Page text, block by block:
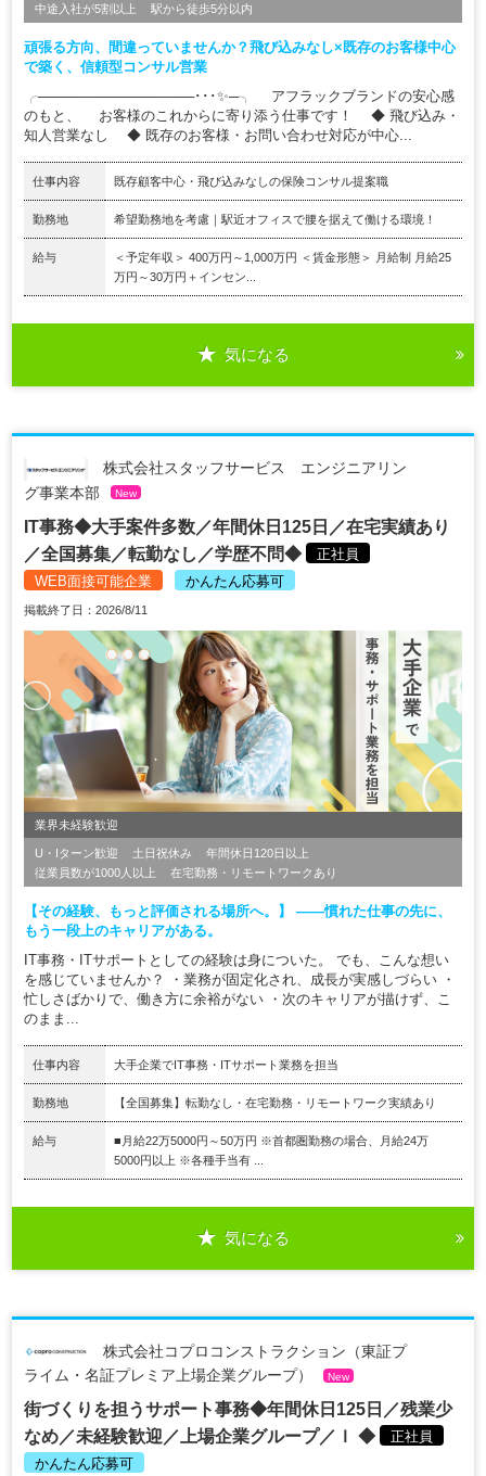
中途入社が5割以上
駅から徒歩5分以内
頑張る方向、間違っていませんか？飛び込みなし×既存のお客様中心
で築く、信頼型コンサル営業
╭────────────────･･･✨─╮ アフラックブランドの安心感
のもと、 お客様のこれからに寄り添う仕事です！ ◆ 飛び込み・
知人営業なし ◆ 既存のお客様・お問い合わせ対応が中心...
仕事内容 既存顧客中心・飛び込みなしの保険コンサル提案職
勤務地 希望勤務地を考慮｜駅近オフィスで腰を据えて働ける環境！
給与
＜予定年収＞ 400万円～1,000万円 ＜賃金形態＞ 月給制 月給25
万円～30万円＋インセン...
気になる
株式会社スタッフサービス エンジニアリン
グ事業本部
New
IT事務◆大手案件多数／年間休日125日／在宅実績あり
／全国募集／転勤なし／学歴不問◆
正社員
WEB面接可能企業
かんたん応募可
掲載終了日：2026/8/11
業界未経験歓迎
U・Iターン歓迎 土日祝休み
年間休日120日以上
従業員数が1000人以上
在宅勤務・リモートワークあり
【その経験、もっと評価される場所へ。】 ――慣れた仕事の先に、
もう一段上のキャリアがある。
IT事務・ITサポートとしての経験は身についた。 でも、こんな想い
を感じていませんか？ ・業務が固定化され、成長が実感しづらい ・
忙しさばかりで、働き方に余裕がない ・次のキャリアが描けず、こ
のまま...
仕事内容 大手企業でIT事務・ITサポート業務を担当
勤務地 【全国募集】転勤なし・在宅勤務・リモートワーク実績あり
給与
■月給22万5000円～50万円 ※首都圏勤務の場合、月給24万
5000円以上 ※各種手当有 ...
気になる
株式会社コプロコンストラクション（東証プ
ライム・名証プレミア上場企業グループ）
New
街づくりを担うサポート事務◆年間休日125日／残業少
なめ／未経験歓迎／上場企業グループ／ｌ ◆
正社員
かんたん応募可